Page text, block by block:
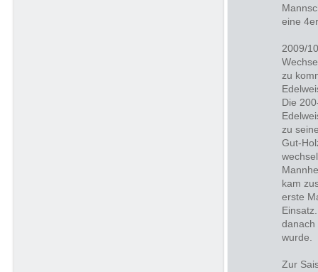
eine
2009/
zu
Die
zu
Gut-
kam
erste
danach
wurde.
Zur